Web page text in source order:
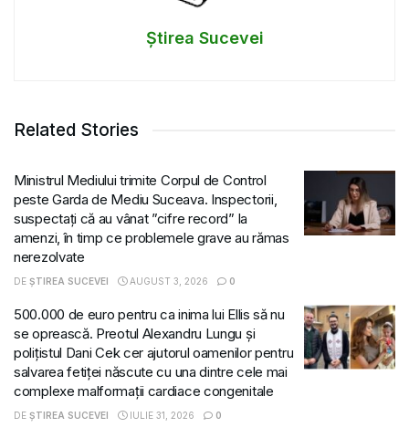
Știrea Sucevei
Related Stories
Ministrul Mediului trimite Corpul de Control
peste Garda de Mediu Suceava. Inspectorii,
suspectați că au vânat ”cifre record” la
amenzi, în timp ce problemele grave au rămas
nerezolvate
DE ȘTIREA SUCEVEI AUGUST 3, 2026 0
500.000 de euro pentru ca inima lui Ellis să nu
se oprească. Preotul Alexandru Lungu și
polițistul Dani Cek cer ajutorul oamenilor pentru
salvarea fetiței născute cu una dintre cele mai
complexe malformații cardiace congenitale
DE ȘTIREA SUCEVEI IULIE 31, 2026 0